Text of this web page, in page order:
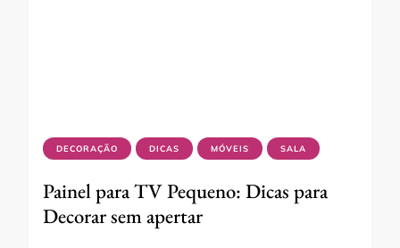
DECORAÇÃO DICAS MÓVEIS SALA
Painel para TV Pequeno: Dicas para
Decorar sem apertar